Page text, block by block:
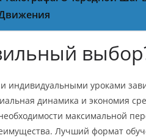
индивидуальными уроками
динамика и экономия
максимальной
Лучший формат